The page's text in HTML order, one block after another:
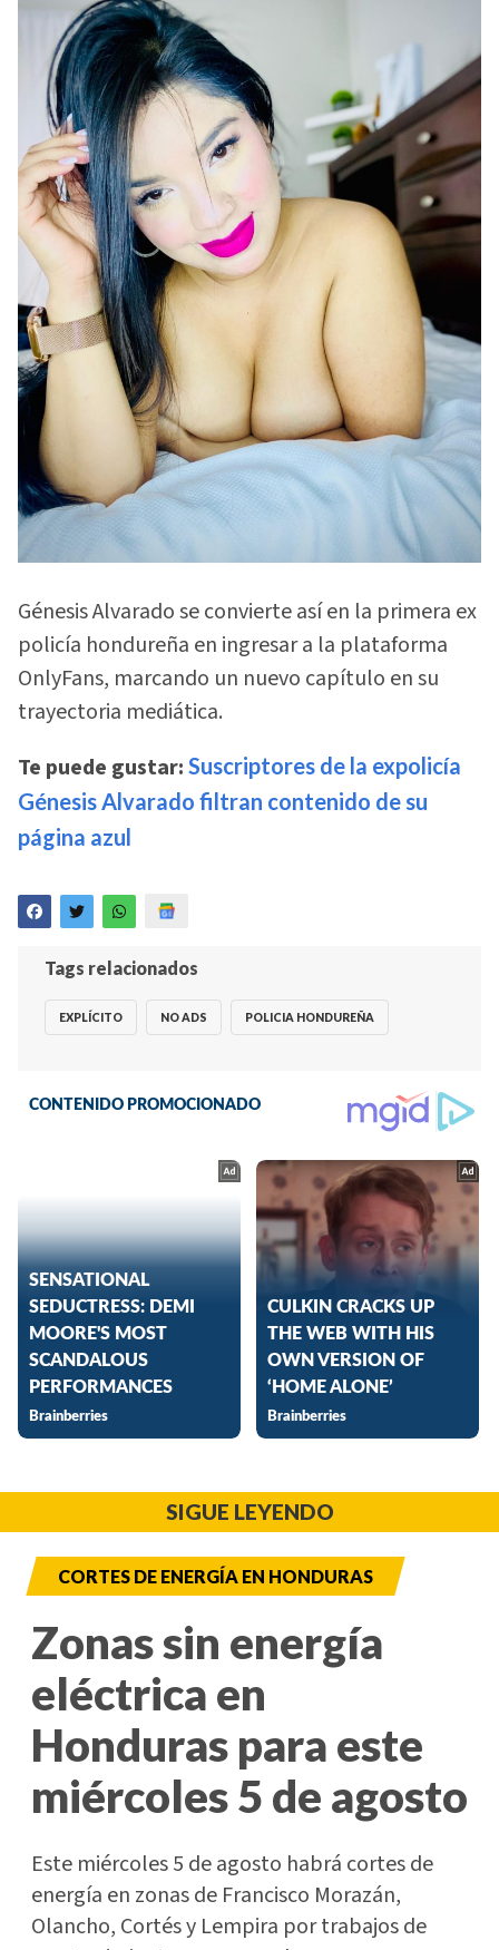
Génesis Alvarado se convierte así en la primera ex
policía hondureña en ingresar a la plataforma
OnlyFans, marcando un nuevo capítulo en su
trayectoria mediática.
Te puede gustar: Suscriptores de la expolicía
Génesis Alvarado filtran contenido de su
página azul
Tags relacionados
EXPLÍCITO NO ADS POLICIA HONDUREÑA
SIGUE LEYENDO
CORTES DE ENERGÍA EN HONDURAS
Zonas sin energía
eléctrica en
Honduras para este
miércoles 5 de agosto
Este miércoles 5 de agosto habrá cortes de
energía en zonas de Francisco Morazán,
Olancho, Cortés y Lempira por trabajos de